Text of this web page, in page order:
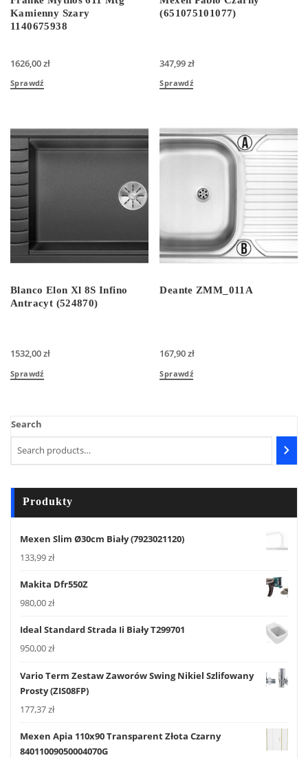
Kamienny Szary
1140675938
1626,00zł
Sprawdź
(651075101077)
347,99zł
Sprawdź
Blanco Elon Xl 8S Infino
Antracyt (524870)
1532,00zł
Sprawdź
Deante ZMM_011A
167,90zł
Sprawdź
Search
Produkty
Mexen Slim Ø30cm Biały (7923021120)
133,99zł
Makita Dfr550Z
980,00zł
Ideal Standard Strada Ii Biały T299701
950,00zł
Vario Term Zestaw Zaworów Swing Nikiel Szlifowany
Prosty (ZIS08FP)
177,37zł
Mexen Apia 110x90 Transparent Złota Czarny
84011009050004070G